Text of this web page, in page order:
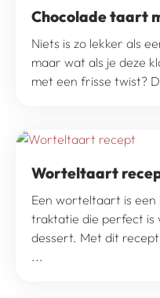
Chocolade taart
Niets is zo lekker als
maar wat als je deze
met een frisse twist?
Worteltaart
Een worteltaart is een
traktatie die perfect is
dessert. Met dit
...